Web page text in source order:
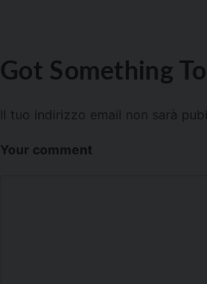
Got Something
Il tuo indirizzo email non sarà
Your comment